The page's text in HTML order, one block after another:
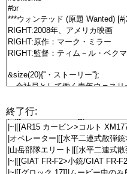
終了行: